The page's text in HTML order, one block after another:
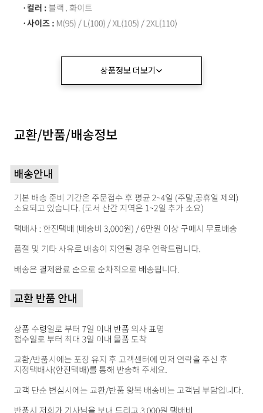
상품정보 더보기